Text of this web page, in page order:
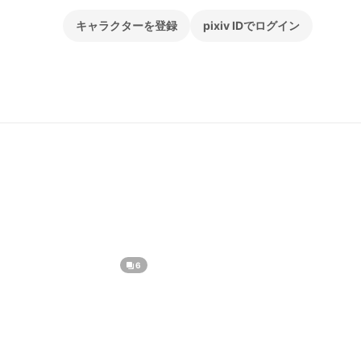
キャラクターを登録 pixiv IDでログイン
6